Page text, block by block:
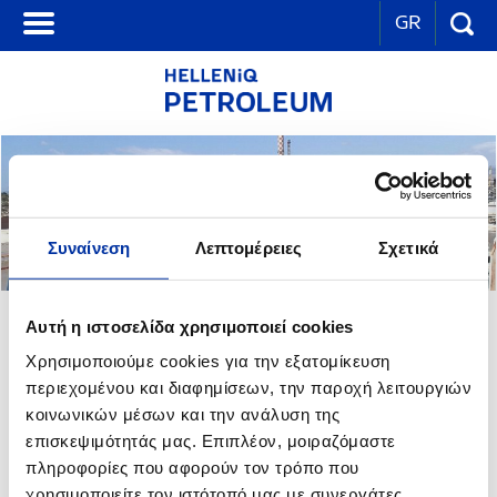
Συναίνεση Λεπτομέρειες Σχετικά
Αυτή η ιστοσελίδα χρησιμοποιεί cookies
Χρησιμοποιούμε cookies για την εξατομίκευση
περιεχομένου και διαφημίσεων, την παροχή λειτουργιών
κοινωνικών μέσων και την ανάλυση της
επισκεψιμότητάς μας. Επιπλέον, μοιραζόμαστε
πληροφορίες που αφορούν τον τρόπο που
GR
ΔΡΑΣΕΙΣ ΓΙΑ ΤΟΥΣ ΑΝΘΡΩΠΟΥΣ ΜΑΣ
Στόχος μας είναι να εξελισσόμαστε και να προχωρούμε μαζί: ως
Όμιλος, ως εργαζόμενοι, αλλά και ως άνθρωποι.
Πιστεύουμε ότι μέσα σε ένα περιβάλλον που σέβεται και
υποστηρίζει την προσωπική ζωή, μπορούμε να εργαστούμε πιο
δημιουργικά και αποδοτικά.